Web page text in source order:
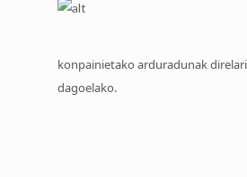
konpainietako arduradunak
dagoelako.